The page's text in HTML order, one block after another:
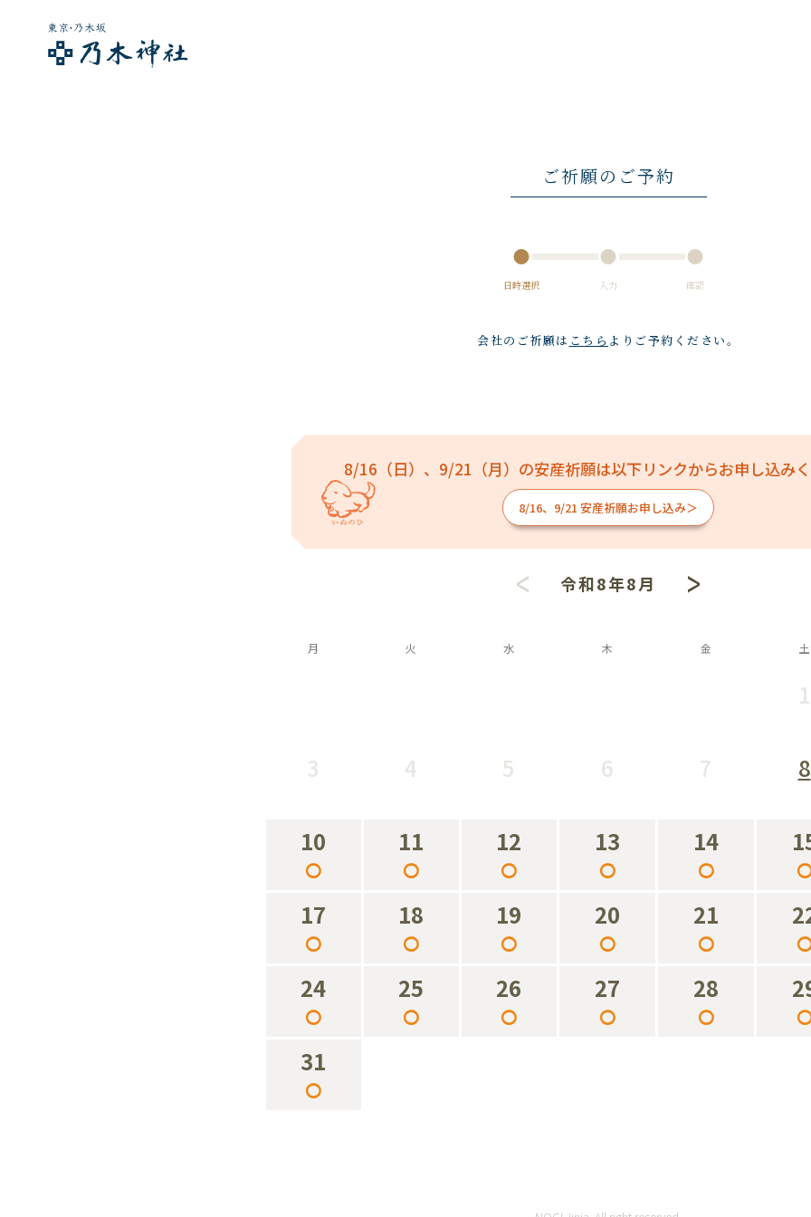
ご祈願のご予約
日時選択 入力 確認
会社のご祈願は こちら よりご予約ください。
8/16（日）、9/21（月）の安産祈願は以下リンクからお申し込みく
8/16、9/21 安産祈願お申し込み＞
令和8年8月
月 火 水 木 金 土
1
3 4 5 6 7 8
10
○
11
○
12
○
13
○
14
○
17
○
18
○
19
○
20
○
21
○
24
○
25
○
26
○
27
○
28
○
31
○